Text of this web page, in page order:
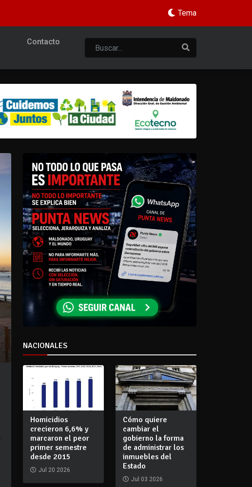
Tema
Contacto
NACIONALES
Homicidios
crecieron 6,6% y
marcaron el peor
primer semestre
desde 2015
Jul 20 2026
Cómo quiere
cambiar el
gobierno la forma
de administrar los
inmuebles del
Estado
Jul 03 2026